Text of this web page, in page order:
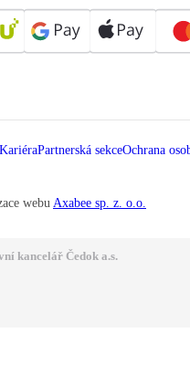
KariéraPartnerská sekceOchrana
webu Axabee sp. z. o.o.
kancelář Čedok a.s.